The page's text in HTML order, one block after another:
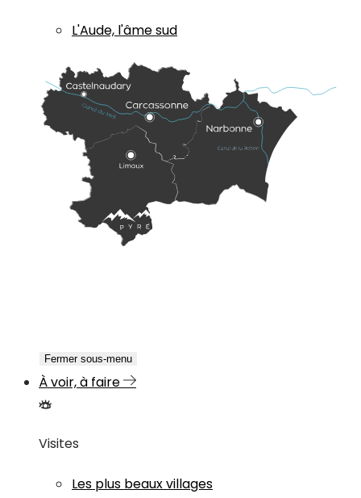
L'Aude, l'âme sud
Fermer sous-menu
À voir, à faire
Visites
Les plus beaux villages